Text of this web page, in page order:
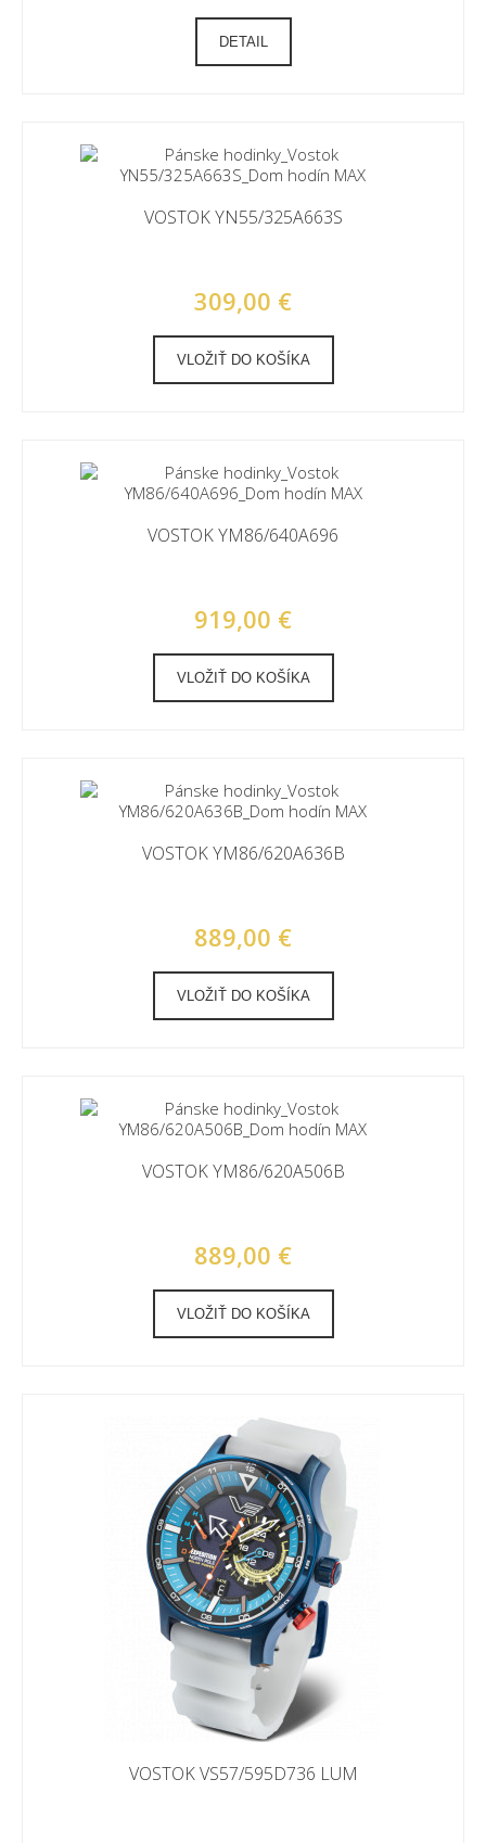
DETAIL
VOSTOK YN55/325A663S
309,00 €
VLOŽIŤ DO KOŠÍKA
VOSTOK YM86/640A696
919,00 €
VLOŽIŤ DO KOŠÍKA
VOSTOK YM86/620A636B
889,00 €
VLOŽIŤ DO KOŠÍKA
VOSTOK YM86/620A506B
889,00 €
VLOŽIŤ DO KOŠÍKA
VOSTOK VS57/595D736 LUM